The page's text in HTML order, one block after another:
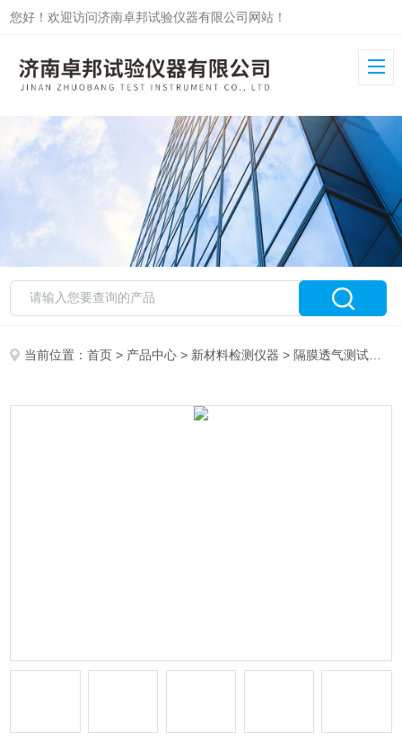
您好！欢迎访问济南卓邦试验仪器有限公司网站！
当前位置：首页 > 产品中心 > 新材料检测仪器 > 隔膜透气测试仪